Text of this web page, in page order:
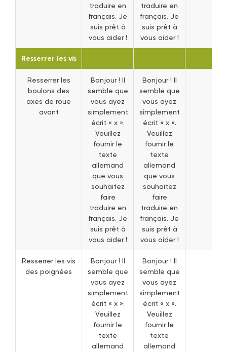
traduire en
français. Je
suis prêt à
vous aider !
traduire en
français. Je
suis prêt à
vous aider !
Resserrer les vis
Resserrer les
boulons des
axes de roue
avant
Bonjour ! Il
semble que
vous ayez
simplement
écrit « x ».
Veuillez
fournir le
texte
allemand
que vous
souhaitez
faire
traduire en
français. Je
suis prêt à
vous aider !
Bonjour ! Il
semble que
vous ayez
simplement
écrit « x ».
Veuillez
fournir le
texte
allemand
que vous
souhaitez
faire
traduire en
français. Je
suis prêt à
vous aider !
Resserrer les vis
des poignées
Bonjour ! Il
semble que
vous ayez
simplement
écrit « x ».
Veuillez
fournir le
texte
allemand
Bonjour ! Il
semble que
vous ayez
simplement
écrit « x ».
Veuillez
fournir le
texte
allemand